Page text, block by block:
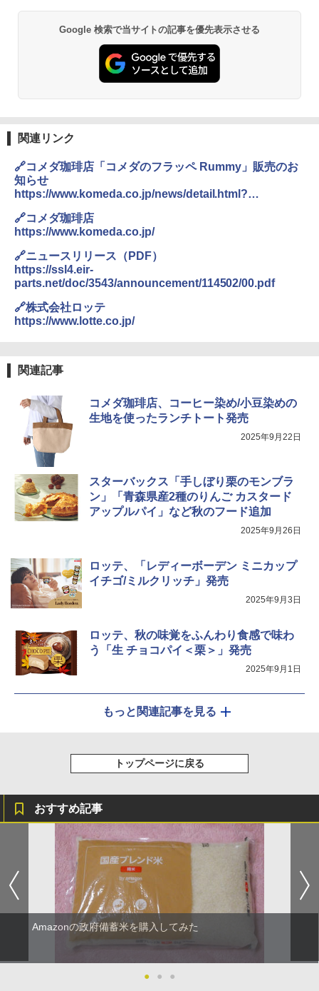
Google 検索で当サイトの記事を優先表示させる
関連リンク
🔗コメダ珈琲店「コメダのフラッペ Rummy」販売のお
知らせ
https://www.komeda.co.jp/news/detail.html?
🔗コメダ珈琲店
https://www.komeda.co.jp/
🔗ニュースリリース（PDF）
https://ssl4.eir-
parts.net/doc/3543/announcement/114502/00.pdf
🔗株式会社ロッテ
https://www.lotte.co.jp/
関連記事
コメダ珈琲店、コーヒー染め/小豆染めの
生地を使ったランチトート発売
2025年9月22日
スターバックス「手しぼり栗のモンブラ
ン」「青森県産2種のりんご カスタード
アップルパイ」など秋のフード追加
2025年9月26日
ロッテ、「レディーボーデン ミニカップ
イチゴ/ミルクリッチ」発売
2025年9月3日
ロッテ、秋の味覚をふんわり食感で味わ
う「生 チョコパイ＜栗＞」発売
2025年9月1日
もっと関連記事を見る
トップページに戻る
おすすめ記事
Amazonの政府備蓄米を購入してみた
● ● ●